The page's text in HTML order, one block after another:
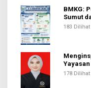
BMKG:
Sumut
Agustus
183 Dilihat
BIB
178 Dilihat